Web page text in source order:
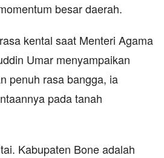
besar daerah.
kental saat Menteri Agama
Umar menyampaikan
penuh rasa bangga, ia
pada tanah
Kabupaten Bone adalah